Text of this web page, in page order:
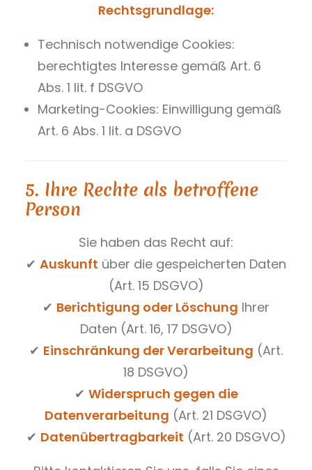
Rechtsgrundlage:
Technisch notwendige Cookies:
berechtigtes Interesse gemäß Art. 6
Abs. 1 lit. f DSGVO
Marketing-Cookies: Einwilligung gemäß
Art. 6 Abs. 1 lit. a DSGVO
5. Ihre Rechte als betroffene
Person
Sie haben das Recht auf:
✔ Auskunft über die gespeicherten Daten
(Art. 15 DSGVO)
✔ Berichtigung oder Löschung Ihrer
Daten (Art. 16, 17 DSGVO)
✔ Einschränkung der Verarbeitung (Art.
18 DSGVO)
✔ Widerspruch gegen die
Datenverarbeitung (Art. 21 DSGVO)
✔ Datenübertragbarkeit (Art. 20 DSGVO)